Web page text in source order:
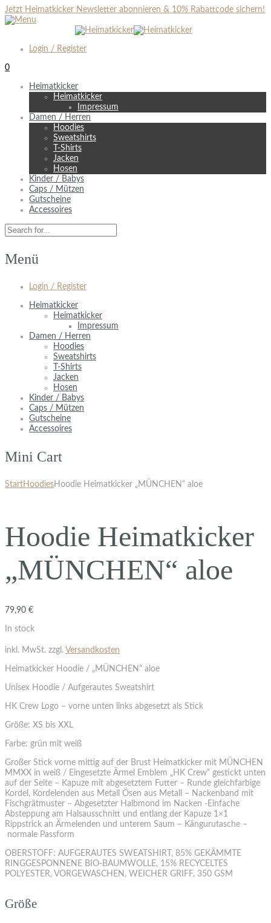
Jetzt Heimatkicker Newsletter abonnieren & 10% Rabattcode sichern!
Login / Register
0
Heimatkicker
Heimatkicker
Impressum
Damen / Herren
Hoodies
Sweatshirts
T-Shirts
Jacken
Hosen
Kinder / Babys
Caps / Mützen
Gutscheine
Accessoires
Menü
Login / Register
Heimatkicker
Heimatkicker
Impressum
Damen / Herren
Hoodies
Sweatshirts
T-Shirts
Jacken
Hosen
Kinder / Babys
Caps / Mützen
Gutscheine
Accessoires
Mini Cart
StartHoodiesHoodie Heimatkicker „MÜNCHEN“ aloe
Hoodie Heimatkicker
„MÜNCHEN“ aloe
79,90 €
In stock
inkl. MwSt. zzgl. Versandkosten
Heimatkicker Hoodie / „MÜNCHEN“ aloe
Unisex Hoodie / Aufgerautes Sweatshirt
HK Crew Logo – vorne unten links abgesetzt als Stick
Größe: XS bis XXL
Farbe: grün mit weiß
Großer Stick vorne mittig auf der Brust Heimatkicker mit MÜNCHEN
MMXX in weiß / Eingesetzte Ärmel Emblem „HK Crew“ gestickt unten
auf der Seite – Kapuze mit abgesetztem Futter – Runde gleichfarbige
Kordel, Kordelenden aus Metall Ösen aus Metall – Nackenband mit
Fischgrätmuster – Abgesetzter Halbmond im Nacken -Einfache
Absteppung am Halsausschnitt und entlang der Kapuze 1×1
Rippstrick an Ärmelenden und unterem Saum – Kängurutasche –
normale Passform
OBERSTOFF: AUFGERAUTES SWEATSHIRT, 85% GEKÄMMTE
RINGGESPONNENE BIO-BAUMWOLLE, 15% RECYCELTES
POLYESTER, VORGEWASCHEN, WEICHER GRIFF, 350 GSM
Größe